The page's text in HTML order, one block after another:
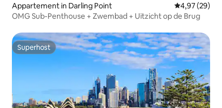
Appartement in Darling Point Gemiddelde
4,97 (29)
OMG Sub-Penthouse + Zwembad + Uitzicht op de Brug
Superhost
Superhost